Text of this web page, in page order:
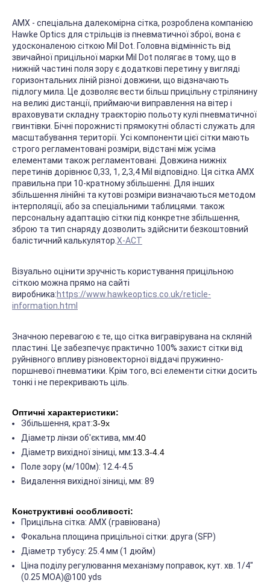
AMX - спеціальна далекомірна сітка, розроблена компанією
Hawke Optics для стрільців із пневматичної зброї, вона є
удосконаленою сіткою Mil Dot. Головна відмінність від
звичайної прицільної марки Mil Dot полягає в тому, що в
нижній частині поля зору є додаткові перетину у вигляді
горизонтальних ліній різної довжини, що відзначають
підлогу мила. Це дозволяє вести більш прицільну стрілянину
на великі дистанції, приймаючи виправлення на вітер і
враховувати складну траєкторію польоту кулі пневматичної
гвинтівки. Бічні порожнисті прямокутні області служать для
масштабування території. Усі компоненти цієї сітки мають
строго регламентовані розміри, відстані між усіма
елементами також регламентовані. Довжина нижніх
перетинів дорівнює 0,33, 1, 2,3,4 Mil відповідно. Ця сітка AMX
правильна при 10-кратному збільшенні. Для інших
збільшення лінійні та кутові розміри визначаються методом
інтерполяції, або за спеціальними таблицями. також
персональну адаптацію сітки під конкретне збільшення,
зброю та тип снаряду дозволить здійснити безкоштовний
балістичний калькулятор.X-ACT
Візуально оцінити зручність користування прицільною
сіткою можна прямо на сайті
виробника:https://www.hawkeoptics.co.uk/reticle-
information.html
Значною перевагою є те, що сітка вигравірувана на скляній
пластині. Це забезпечує практично 100% захист сітки від
руйнівного впливу різновекторної віддачі пружинно-
поршневої пневматики. Крім того, всі елементи сітки досить
тонкі і не перекривають ціль.
Оптичні характеристики:
Збільшення, крат:3-9x
Діаметр лінзи об'єктива, мм:40
Діаметр вихідної зіниці, мм:13.3-4.4
Поле зору (м/100м): 12.4-4.5
Видалення вихідної зіниці, мм: 89
Конструктивні особливості:
Прицільна сітка: AMX (гравіювана)
Фокальна площина прицільної сітки: друга (SFP)
Діаметр тубусу: 25.4 мм (1 дюйм)
Ціна поділу регулювання механізму поправок, кут. хв. 1/4"
(0.25 MOA)@100 yds